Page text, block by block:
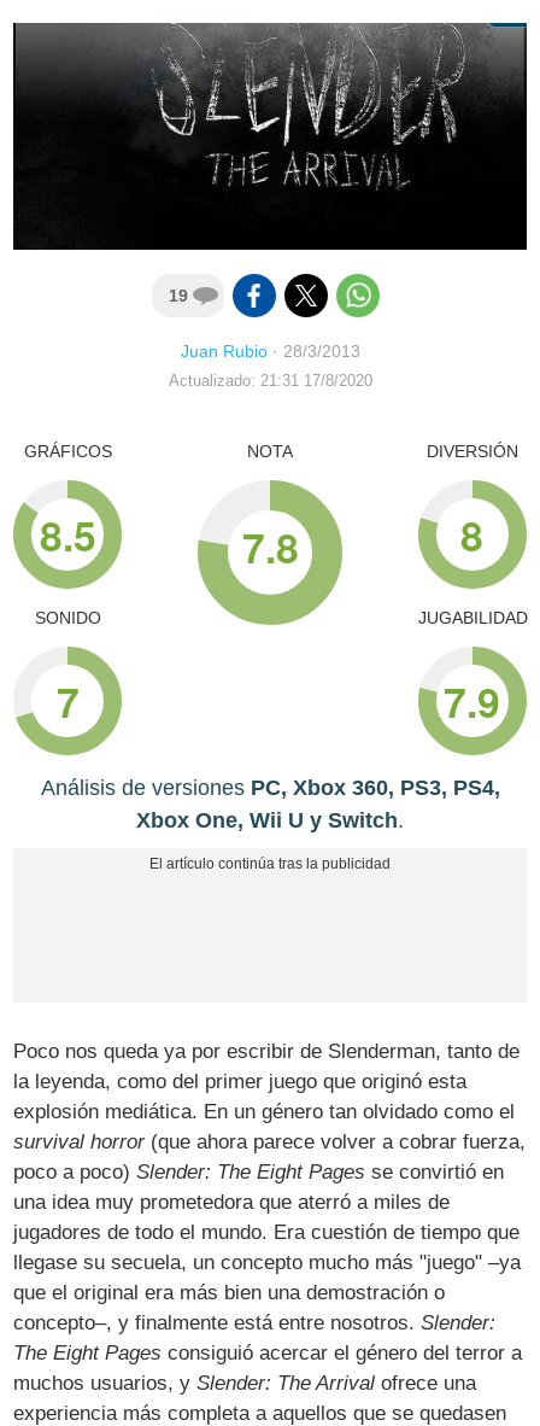
19
Juan Rubio· 28/3/2013
Actualizado: 21:31 17/8/2020
GRÁFICOS
8.5
SONIDO
7
NOTA
7.8
DIVERSIÓN
8
JUGABILIDAD
7.9
Análisis de versiones PC, Xbox 360, PS3, PS4,
Xbox One, Wii U y Switch.
Poco nos queda ya por escribir de Slenderman, tanto de
la leyenda, como del primer juego que originó esta
explosión mediática. En un género tan olvidado como el
survival horror(que ahora parece volver a cobrar fuerza,
poco a poco)Slender: The Eight Pages se convirtió en
una idea muy prometedora que aterró a miles de
jugadores de todo el mundo. Era cuestión de tiempo que
llegase su secuela, un concepto mucho más "juego" –ya
que el original era más bien una demostración o
concepto–, y finalmente está entre nosotros.Slender:
The Eight Pages consiguió acercar el género del terror a
muchos usuarios, ySlender: The Arrival ofrece una
experiencia más completa a aquellos que se quedasen